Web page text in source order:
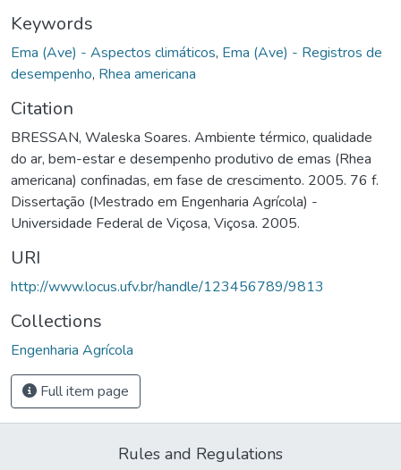
Keywords
Ema (Ave) - Aspectos climáticos, Ema (Ave) - Registros de
desempenho, Rhea americana
Citation
BRESSAN, Waleska Soares. Ambiente térmico, qualidade
do ar, bem-estar e desempenho produtivo de emas (Rhea
americana) confinadas, em fase de crescimento. 2005. 76 f.
Dissertação (Mestrado em Engenharia Agrícola) -
Universidade Federal de Viçosa, Viçosa. 2005.
URI
http://www.locus.ufv.br/handle/123456789/9813
Collections
Engenharia Agrícola
Full item page
Rules and Regulations